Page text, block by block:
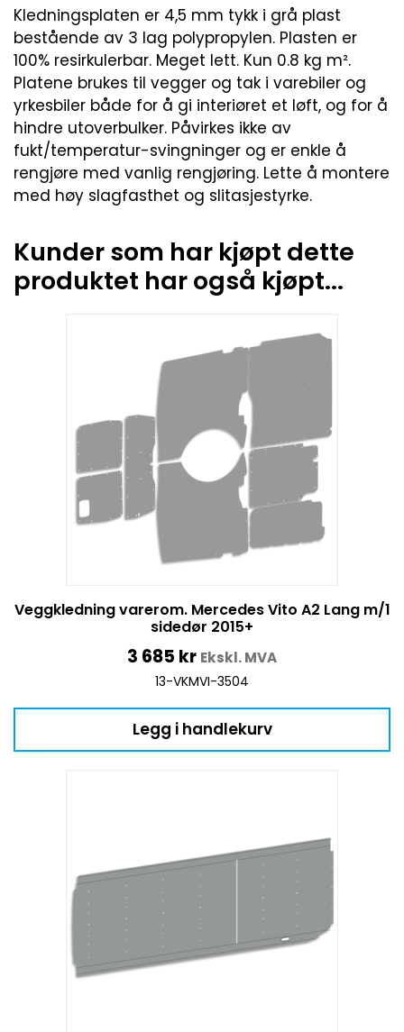
Kledningsplaten er 4,5 mm tykk i grå plast
bestående av 3 lag polypropylen. Plasten er
100% resirkulerbar. Meget lett. Kun 0.8 kg m².
Platene brukes til vegger og tak i varebiler og
yrkesbiler både for å gi interiøret et løft, og for å
hindre utoverbulker. Påvirkes ikke av
fukt/temperatur-svingninger og er enkle å
rengjøre med vanlig rengjøring. Lette å montere
med høy slagfasthet og slitasjestyrke.
Kunder som har kjøpt dette
produktet har også kjøpt...
Veggkledning varerom. Mercedes Vito A2 Lang m/1
sidedør 2015+
3 685 kr Ekskl. MVA
13-VKMVI-3504
Legg i handlekurv